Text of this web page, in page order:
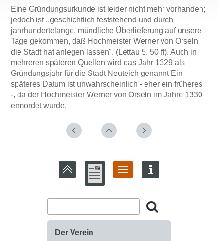
Eine Gründungsurkunde ist leider nicht mehr vorhanden;
jedoch ist ,,geschichtlich feststehend und durch
jahrhundertelange, mündliche Überlieferung auf unsere
Tage gekommen, daß Hochmeister Werner von Orseln
die Stadt hat anlegen lassen". (Lettau 5. 50 ff). Auch in
mehreren späteren Quellen wird das Jahr 1329 als
Gründungsjahr für die Stadt Neuteich genannt Ein
späteres Datum ist unwahrscheinlich - eher ein früheres
-, da der Hochmeister Werner von Orseln im Jahre 1330
ermordet wurde.
Der Verein